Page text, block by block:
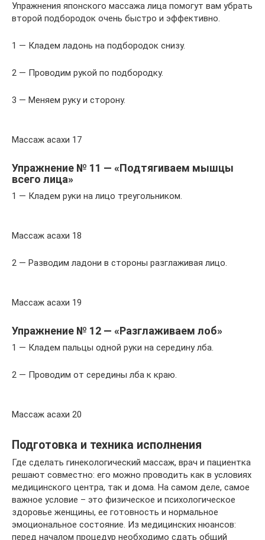
Упражнения японского массажа лица помогут вам убрать
второй подбородок очень быстро и эффективно.
1 — Кладем ладонь на подбородок снизу.
2 — Проводим рукой по подбородку.
3 — Меняем руку и сторону.
Массаж асахи 17
Упражнение № 11 — «Подтягиваем мышцы
всего лица»
1 — Кладем руки на лицо треугольником.
Массаж асахи 18
2 — Разводим ладони в стороны разглаживая лицо.
Массаж асахи 19
Упражнение № 12 — «Разглаживаем лоб»
1 — Кладем пальцы одной руки на середину лба.
2 — Проводим от середины лба к краю.
Массаж асахи 20
Подготовка и техника исполнения
Где сделать гинекологический массаж, врач и пациентка
решают совместно: его можно проводить как в условиях
медицинского центра, так и дома. На самом деле, самое
важное условие – это физическое и психологическое
здоровье женщины, ее готовность и нормальное
эмоциональное состояние. Из медицинских нюансов:
перед началом процедур необходимо сдать общий